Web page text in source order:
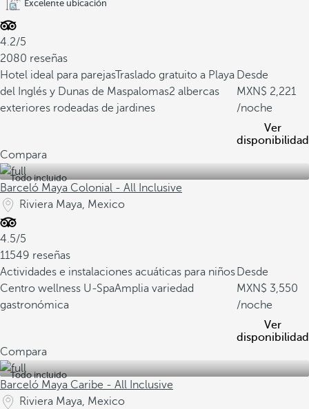
Excelente ubicación
4.2/5
2080 reseñas
Hotel ideal para parejasTraslado gratuito a Playa
del Inglés y Dunas de Maspalomas2 albercas
exteriores rodeadas de jardines
Desde
2,221
/noche
Ver
disponibilidad
Compara
Todo incluido
Barceló Maya Colonial - All Inclusive
Riviera Maya, Mexico
4.5/5
11549 reseñas
Actividades e instalaciones acuáticas para niños
Centro wellness U-SpaAmplia variedad
gastronómica
Desde
3,550
/noche
Ver
disponibilidad
Compara
Todo incluido
Barceló Maya Caribe - All Inclusive
Riviera Maya, Mexico